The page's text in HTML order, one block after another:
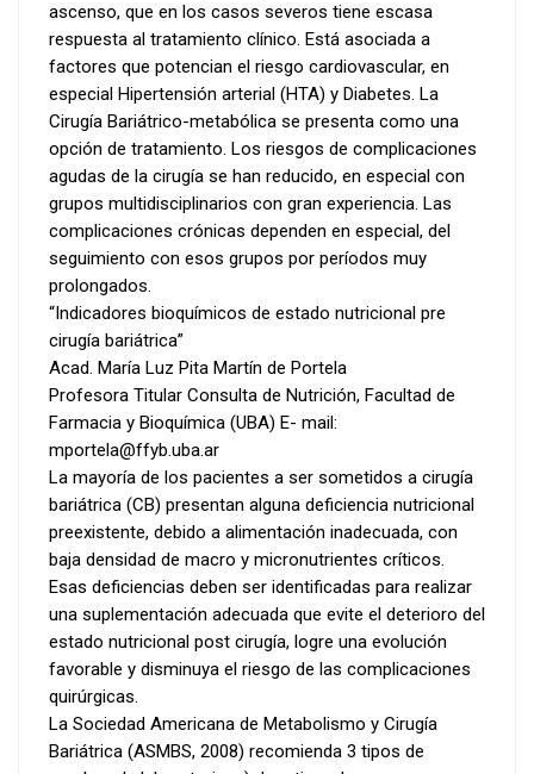
ascenso, que en los casos severos tiene escasa
respuesta al tratamiento clínico. Está asociada a
factores que potencian el riesgo cardiovascular, en
especial Hipertensión arterial (HTA) y Diabetes. La
Cirugía Bariátrico-metabólica se presenta como una
opción de tratamiento. Los riesgos de complicaciones
agudas de la cirugía se han reducido, en especial con
grupos multidisciplinarios con gran experiencia. Las
complicaciones crónicas dependen en especial, del
seguimiento con esos grupos por períodos muy
prolongados.
“Indicadores bioquímicos de estado nutricional pre
cirugía bariátrica”
Acad. María Luz Pita Martín de Portela
Profesora Titular Consulta de Nutrición, Facultad de
Farmacia y Bioquímica (UBA) E- mail:
mportela@ffyb.uba.ar
La mayoría de los pacientes a ser sometidos a cirugía
bariátrica (CB) presentan alguna deficiencia nutricional
preexistente, debido a alimentación inadecuada, con
baja densidad de macro y micronutrientes críticos.
Esas deficiencias deben ser identificadas para realizar
una suplementación adecuada que evite el deterioro del
estado nutricional post cirugía, logre una evolución
favorable y disminuya el riesgo de las complicaciones
quirúrgicas.
La Sociedad Americana de Metabolismo y Cirugía
Bariátrica (ASMBS, 2008) recomienda 3 tipos de